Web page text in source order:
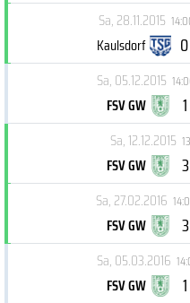
Sa, 28.11.2015
Kaulsdorf
Sa, 05.12.2015
FSV GW
Sa, 12.12.2015
FSV GW
Sa, 27.02.2016
FSV GW
Sa, 05.03.2016
FSV GW